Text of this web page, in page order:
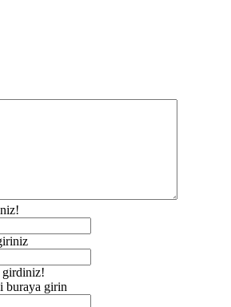
girdiniz!
buraya girin